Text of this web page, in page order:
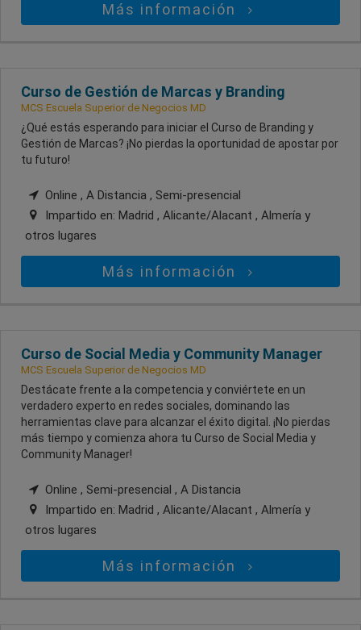
Más información
Curso de Gestión de Marcas y Branding
MCS Escuela Superior de Negocios MD
¿Qué estás esperando para iniciar el Curso de Branding y
Gestión de Marcas? ¡No pierdas la oportunidad de apostar por
tu futuro!
Online , A Distancia , Semi-presencial
Impartido en: Madrid , Alicante/Alacant , Almería y
otros lugares
Más información
Curso de Social Media y Community Manager
MCS Escuela Superior de Negocios MD
Destácate frente a la competencia y conviértete en un
verdadero experto en redes sociales, dominando las
herramientas clave para alcanzar el éxito digital. ¡No pierdas
más tiempo y comienza ahora tu Curso de Social Media y
Community Manager!
Online , Semi-presencial , A Distancia
Impartido en: Madrid , Alicante/Alacant , Almería y
otros lugares
Más información